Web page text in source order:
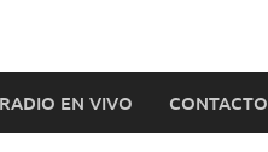
EN VIVO CONTACTO